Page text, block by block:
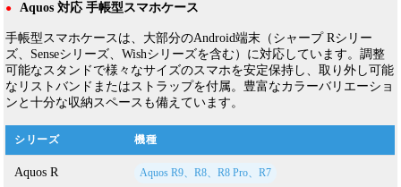
●Aquos 対応 手帳型スマホケース
手帳型スマホケースは、大部分のAndroid端末（シャープ Rシリー
ズ、Senseシリーズ、Wishシリーズを含む）に対応しています。調整
可能なスタンドで様々なサイズのスマホを安定保持し、取り外し可能
なリストバンドまたはストラップを付属。豊富なカラーバリエーショ
ンと十分な収納スペースも備えています。
シリーズ 機種
Aquos R Aquos R9、R8、R8 Pro、R7